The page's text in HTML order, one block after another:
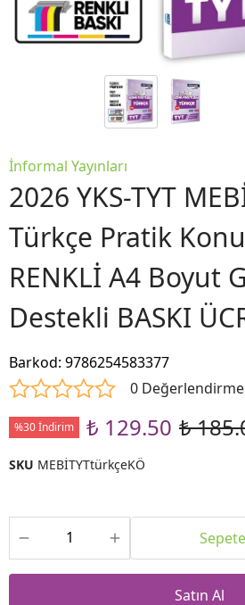
İnformal Yayınları
2026 YKS-TYT
Türkçe Pratik
RENKLİ A4 Boyut
Destekli BASKI
Barkod: 9786254583377
0 Değerlendirme
%30 İndirim ₺ 129.50 ₺
SKU MEBİTYTtürkçeKÖ
Satın Al